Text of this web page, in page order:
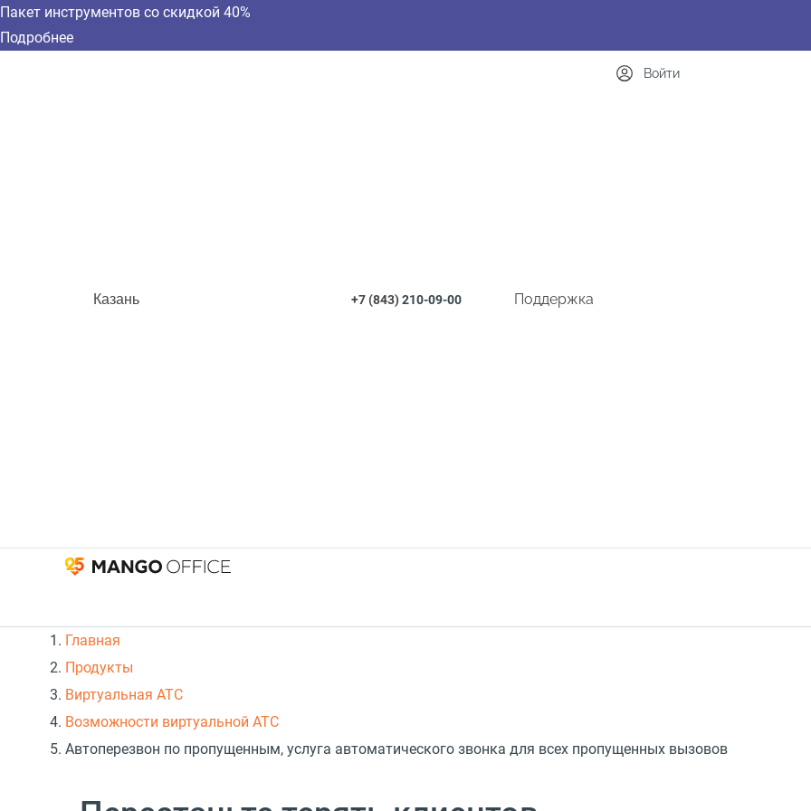
Пакет инструментов со скидкой 40%
Подробнее
Казань +7 (843)210-09-00 Поддержка
Войти
Главная
Продукты
Виртуальная АТС
Возможности виртуальной АТС
Автоперезвон по пропущенным, услуга автоматического звонка для всех пропущенных вызовов